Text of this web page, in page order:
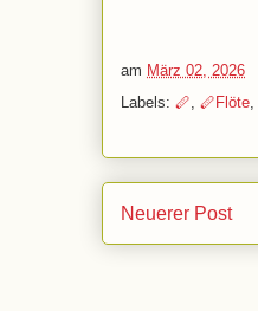
am März 02, 2026
Labels: 🪈 🪈Flöte
Neuerer Post